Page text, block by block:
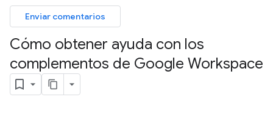
Enviar comentarios
Cómo obtener ayuda con los
complementos de Google Workspace